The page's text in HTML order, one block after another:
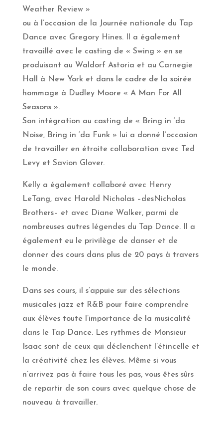
Weather Review »
ou à l’occasion de la Journée nationale du Tap
Dance avec Gregory Hines. Il a également
travaillé avec le casting de « Swing » en se
produisant au Waldorf Astoria et au Carnegie
Hall à New York et dans le cadre de la soirée
hommage à Dudley Moore « A Man For All
Seasons ».
Son intégration au casting de « Bring in ‘da
Noise, Bring in ‘da Funk » lui a donné l’occasion
de travailler en étroite collaboration avec Ted
Levy et Savion Glover.
Kelly a également collaboré avec Henry
LeTang, avec Harold Nicholas –desNicholas
Brothers– et avec Diane Walker, parmi de
nombreuses autres légendes du Tap Dance. Il a
également eu le privilège de danser et de
donner des cours dans plus de 20 pays à travers
le monde.
Dans ses cours, il s’appuie sur des sélections
musicales jazz et R&B pour faire comprendre
aux élèves toute l’importance de la musicalité
dans le Tap Dance. Les rythmes de Monsieur
Isaac sont de ceux qui déclenchent l’étincelle et
la créativité chez les élèves. Même si vous
n’arrivez pas à faire tous les pas, vous êtes sûrs
de repartir de son cours avec quelque chose de
nouveau à travailler.